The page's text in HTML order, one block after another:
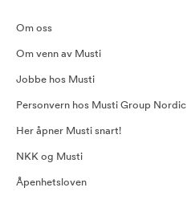
Om oss
Om venn av Musti
Jobbe hos Musti
Personvern hos Musti Group Nordic
Her åpner Musti snart!
NKK og Musti
Åpenhetsloven